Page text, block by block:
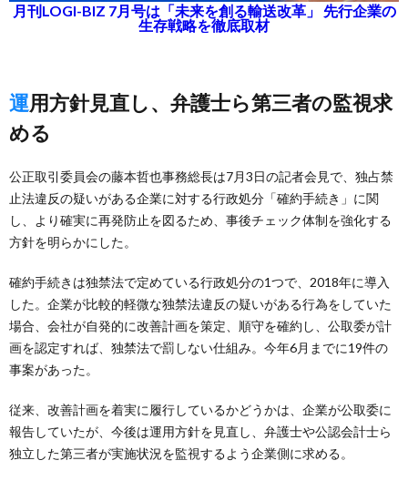
月刊LOGI-BIZ 7月号は「未来を創る輸送改革」 先行企業の
生存戦略を徹底取材
運用方針見直し、弁護士ら第三者の監視求
める
公正取引委員会の藤本哲也事務総長は7月3日の記者会見で、独占禁
止法違反の疑いがある企業に対する行政処分「確約手続き」に関
し、より確実に再発防止を図るため、事後チェック体制を強化する
方針を明らかにした。
確約手続きは独禁法で定めている行政処分の1つで、2018年に導入
した。企業が比較的軽微な独禁法違反の疑いがある行為をしていた
場合、会社が自発的に改善計画を策定、順守を確約し、公取委が計
画を認定すれば、独禁法で罰しない仕組み。今年6月までに19件の
事案があった。
従来、改善計画を着実に履行しているかどうかは、企業が公取委に
報告していたが、今後は運用方針を見直し、弁護士や公認会計士ら
独立した第三者が実施状況を監視するよう企業側に求める。